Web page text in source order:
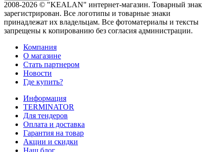
2008-2026 © "KEALAN" интернет-магазин. Товарный знак
зарегистрирован. Все логотипы и товарные знаки
принадлежат их владельцам. Все фотоматериалы и тексты
запрещены к копированию без согласия администрации.
Компания
О магазине
Стать партнером
Новости
Где купить?
Информация
TERMINATOR
Для тендеров
Оплата и доставка
Гарантия на товар
Акции и скидки